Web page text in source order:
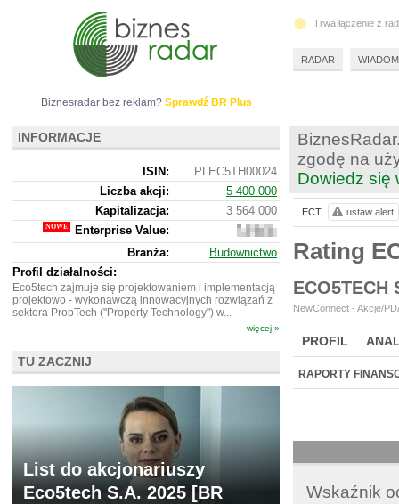
zgodę na
Dowiedz się
Rating
ECO5TECH
NewConnect - Akcje/
PROFIL
BR LAB
RAPORTY
Wskaźnik
ECT: ustaw alert
Biznesradar bez reklam? Sprawdź BR Plus
INFORMACJE
ISIN:
PLEC5TH00024
Liczba akcji:
5 400 000
Kapitalizacja:
3 564 000
Enterprise Value:
1
909
000
Branża:
Budownictwo
Profil działalności:
Eco5tech zajmuje się projektowaniem i implementacją
projektowo - wykonawczą innowacyjnych rozwiązań z
sektora PropTech ("Property Technology") w...
więcej »
TU ZACZNIJ
List do akcjonariuszy
Eco5tech S.A. 2025 [BR
Trwa łączenie z
RADAR